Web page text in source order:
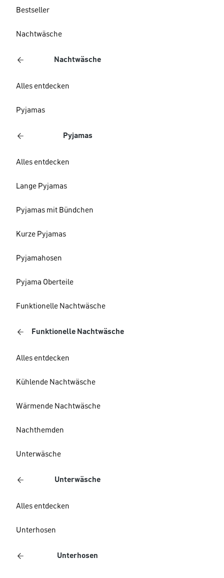
Bestseller
Nachtwäsche
Nachtwäsche
Alles entdecken
Pyjamas
Pyjamas
Alles entdecken
Lange Pyjamas
Pyjamas mit Bündchen
Kurze Pyjamas
Pyjamahosen
Pyjama Oberteile
Funktionelle Nachtwäsche
Funktionelle Nachtwäsche
Alles entdecken
Kühlende Nachtwäsche
Wärmende Nachtwäsche
Nachthemden
Unterwäsche
Unterwäsche
Alles entdecken
Unterhosen
Unterhosen